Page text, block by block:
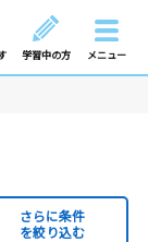
学習中の方 メニュー
さらに条件
を絞り込む